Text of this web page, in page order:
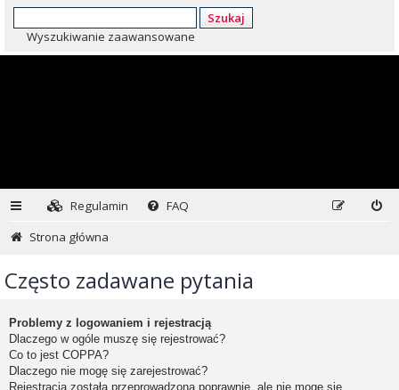
Szukaj
Wyszukiwanie zaawansowane
Regulamin
FAQ
Strona główna
Często zadawane pytania
Problemy z logowaniem i rejestracją
Dlaczego w ogóle muszę się rejestrować?
Co to jest COPPA?
Dlaczego nie mogę się zarejestrować?
Rejestracja została przeprowadzona poprawnie, ale nie mogę się